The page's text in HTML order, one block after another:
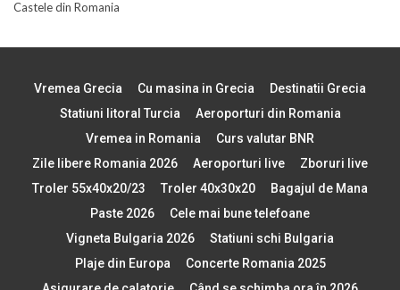
Castele din Romania
Vremea Grecia Cu masina in Grecia
Destinatii Grecia
Statiuni litoral Turcia
Aeroporturi din Romania
Vremea in Romania
Curs valutar BNR
Zile libere Romania 2026
Aeroporturi live
Zboruri live
Troler 55x40x20/23
Troler 40x30x20
Bagajul de Mana
Paste 2026
Cele mai bune telefoane
Vigneta Bulgaria 2026
Statiuni schi Bulgaria
Plaje din Europa
Concerte Romania 2025